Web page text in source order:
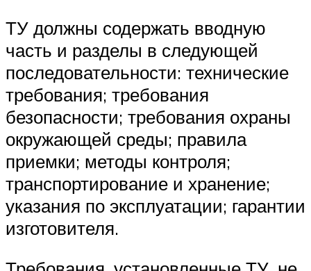
ТУ должны содержать вводную
часть и разделы в следующей
последовательности: технические
требования; требования
безопасности; требования охраны
окружающей среды; правила
приемки; методы контроля;
транспортирование и хранение;
указания по эксплуатации; гарантии
изготовителя.